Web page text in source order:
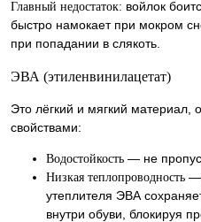
Главный недостаток: войлок
быстро намокает при мокром
при попадании в слякоть.
ЭВА (этиленвинилацетат)
Это лёгкий и мягкий
свойствами:
Водостойкость — не
Низкая теплопроводность —
утеплителя ЭВА
внутри обуви, блокируя